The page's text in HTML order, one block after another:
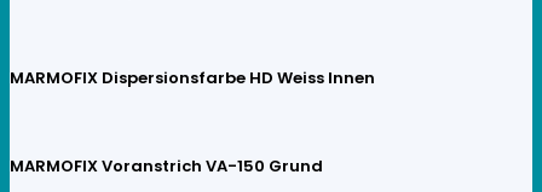
MARMOFIX Dispersionsfarbe HD Weiss Innen
MARMOFIX Voranstrich VA-150 Grund